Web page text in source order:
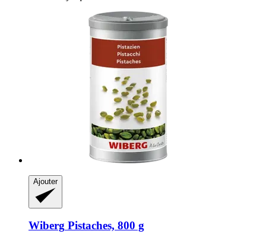
Ajouter
Wiberg Pistaches, 800 g